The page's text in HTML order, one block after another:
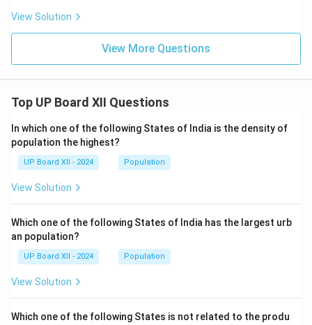
View Solution
View More Questions
Top UP Board XII Questions
In which one of the following States of India is the density of
population the highest?
UP Board XII - 2024 Population
View Solution
Which one of the following States of India has the largest urb
an population?
UP Board XII - 2024 Population
View Solution
Which one of the following States is not related to the produ